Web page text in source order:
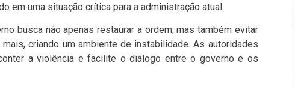
em uma situação crítica para a administração atual.
busca não apenas restaurar a ordem, mas também evitar
criando um ambiente de instabilidade. As autoridades
a violência e facilite o diálogo entre o governo e os